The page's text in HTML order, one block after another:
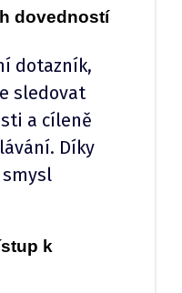
dovedností
dotazník,
sledovat
a cíleně
Díky
k